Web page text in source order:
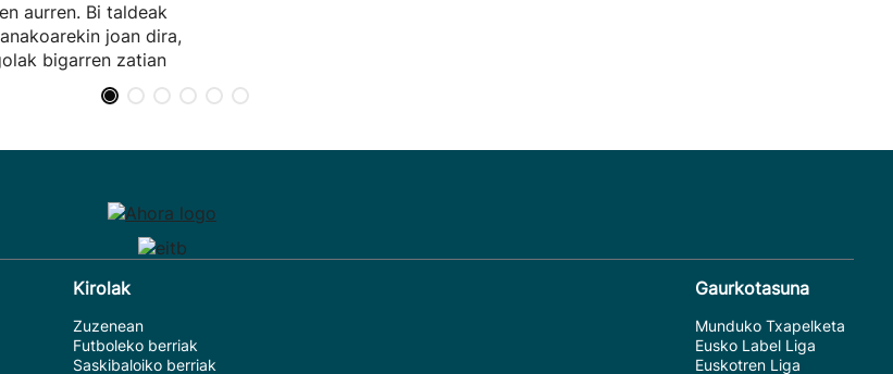
aurren. Bi taldeak
joan dira,
bigarren zatian
Kirolak
Zuzenean
Futboleko berriak
Saskibaloiko berriak
Gaurkotasuna
Munduko Txapelketa
Eusko Label Liga
Euskotren Liga